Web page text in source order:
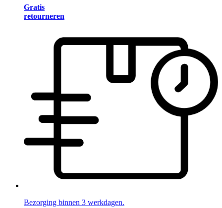
Gratis
retourneren
Bezorging binnen 3 werkdagen.